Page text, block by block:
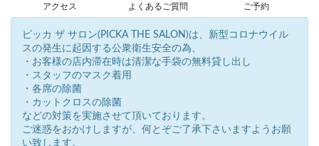
アクセス よくあるご質問 ご予約
ピッカ ザ サロン(PICKA THE SALON)は、新型コロナウイル
スの発生に起因する公衆衛生安全の為、
・お客様の店内滞在時は清潔な手袋の無料貸し出し
・スタッフのマスク着用
・各席の除菌
・カットクロスの除菌
などの対策を実施させて頂いております。
ご迷惑をおかけしますが、何とぞご了承下さいますようお願
い致します。